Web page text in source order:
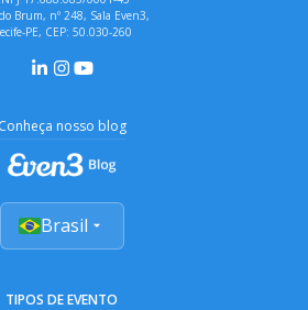
Brum, nº 248, Sala Even3,
PE, CEP: 50.030-260
Conheça nosso blog
Brasil
TIPOS DE EVENTO